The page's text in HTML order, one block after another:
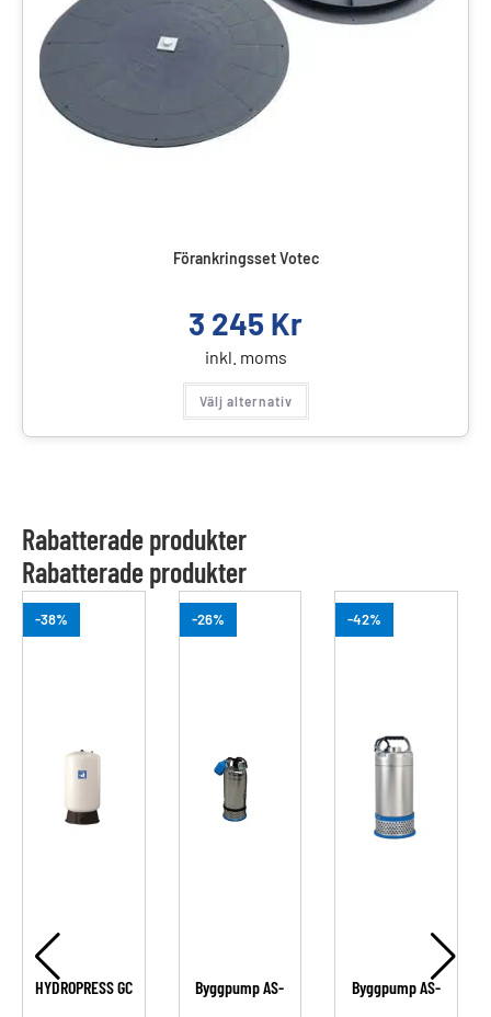
Förankringsset Votec
3 245 Kr
inkl. moms
Välj alternativ
Rabatterade produkter
Rabatterade produkter
-38%
HYDROPRESS GC
-26%
Byggpump AS-
-42%
Byggpump AS-